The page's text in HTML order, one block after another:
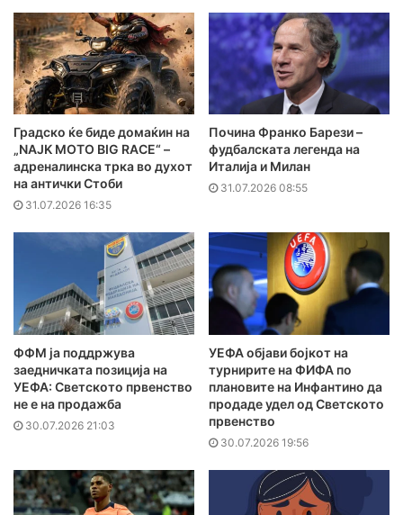
Градско ќе биде домаќин на
„NAJK MOTO BIG RACE“ –
адреналинска трка во духот
на антички Стоби
31.07.2026 16:35
Почина Франко Барези –
фудбалската легенда на
Италија и Милан
31.07.2026 08:55
ФФМ ја поддржува
заедничката позиција на
УЕФА: Светското првенство
не е на продажба
30.07.2026 21:03
УЕФА објави бојкот на
турнирите на ФИФА по
плановите на Инфантино да
продаде удел од Светското
првенство
30.07.2026 19:56